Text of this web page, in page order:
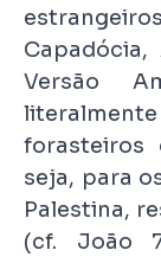
Capadócia,
Versão
forasteiros
seja, para
Palestina,
(cf. João